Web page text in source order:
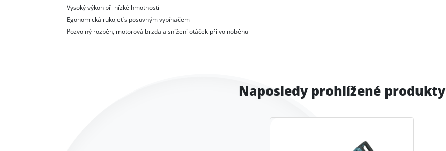
Vysoký výkon při nízké hmotnosti
Egonomická rukojeť s posuvným vypínačem
Pozvolný rozběh, motorová brzda a snížení otáček při volnoběhu
Naposledy prohlížené produkty